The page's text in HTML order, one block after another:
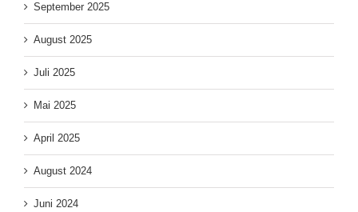
September 2025
August 2025
Juli 2025
Mai 2025
April 2025
August 2024
Juni 2024